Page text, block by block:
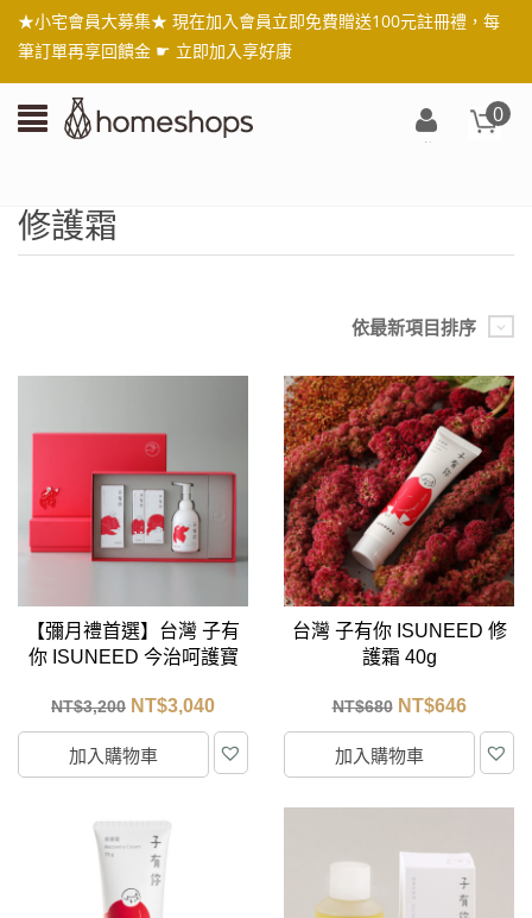
★小宅會員大募集★ 現在加入會員立即免費贈送100元註冊禮，每
筆訂單再享回饋金 ☛ 立即加入享好康
0
修護霜
依最新項目排序
【彌月禮首選】台灣 子有
你 ISUNEED 今治呵護寶
NT$3,200 NT$3,040
加入購物車
台灣 子有你 ISUNEED 修
護霜 40g
NT$680 NT$646
加入購物車